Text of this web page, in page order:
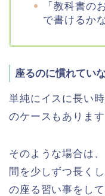
「教科書の
で書けるか
座るのに慣れてい
単純にイスに長い
のケースもあります
そのような場合は
間を少しずつ長く
の座る習い事をし